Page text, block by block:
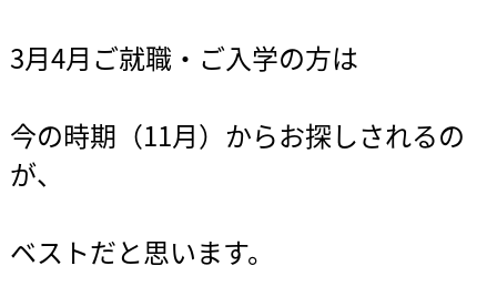
3月4月ご就職・ご入学の方は
今の時期（11月）からお探しされるの
が、
ベストだと思います。